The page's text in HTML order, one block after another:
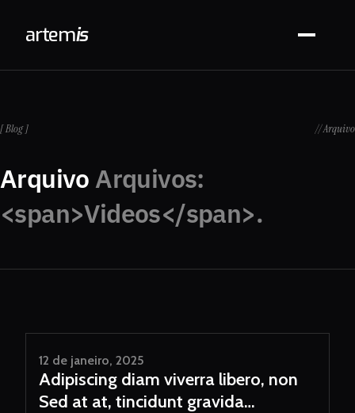
artemis
[ Blog ] // Arquivo
Arquivo Arquivos:
<span>Videos</span>.
12 de janeiro, 2025
Adipiscing diam viverra libero, non
Sed at at, tincidunt gravida